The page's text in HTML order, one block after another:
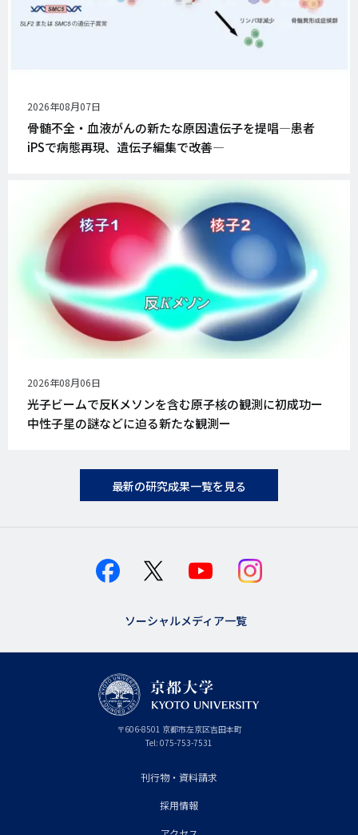
公
開
日
2026年08月07日
骨髄不全・血液がんの新たな原因遺伝子を提唱―患者
iPSで病態再現、遺伝子編集で改善―
公
開
日
2026年08月06日
光子ビームで反Kメソンを含む原子核の観測に初成功ー
中性子星の謎などに迫る新たな観測ー
最新の研究成果一覧を見る
ソーシャルメディア一覧
〒606-8501 京
都
府
京都市左京区吉田本町
Tel: 075-753-7531
刊行物・資料請求
採用情報